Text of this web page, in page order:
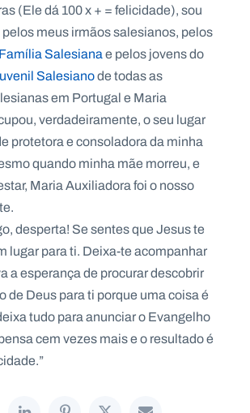
(Ele dá 100 x + = felicidade), sou
meus irmãos salesianos, pelos
Família Salesianae pelos jovens do
Salesianode todas as
em Portugal e Maria
verdadeiramente, o seu lugar
protetora e consoladora da minha
quando minha mãe morreu, e
Maria Auxiliadora foi o nosso
desperta! Se sentes que Jesus te
lugar para ti. Deixa-te acompanhar
a esperança de procurar descobrir
de Deus para ti porque uma coisa é
tudo para anunciar o Evangelho
cem vezes mais e o resultado é